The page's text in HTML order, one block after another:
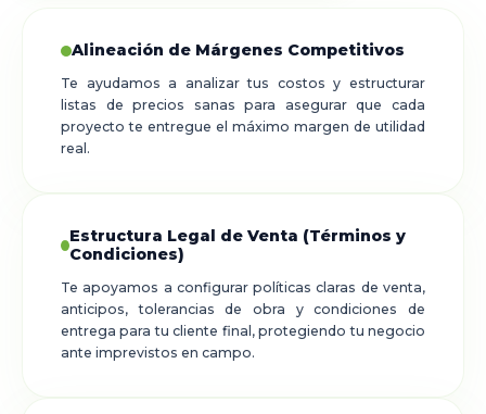
Alineación de Márgenes Competitivos
Te ayudamos a analizar tus costos y estructurar
listas de precios sanas para asegurar que cada
proyecto te entregue el máximo margen de utilidad
real.
Estructura Legal de Venta (Términos y
Condiciones)
Te apoyamos a configurar políticas claras de venta,
anticipos, tolerancias de obra y condiciones de
entrega para tu cliente final, protegiendo tu negocio
ante imprevistos en campo.